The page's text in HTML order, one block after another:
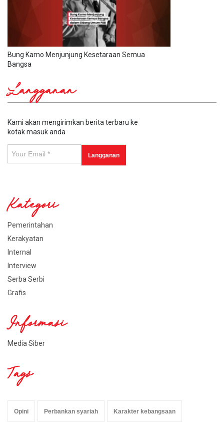
Bung Karno Menjunjung Kesetaraan Semua
Bangsa
Langganan
Kami akan mengirimkan berita terbaru ke
kotak masuk anda
Kategori
Pemerintahan
Kerakyatan
Internal
Interview
Serba Serbi
Grafis
Informasi
Media Siber
Tags
Opini Perbankan syariah Karakter kebangsaan